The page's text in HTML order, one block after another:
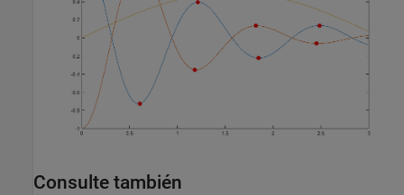
Consulte también